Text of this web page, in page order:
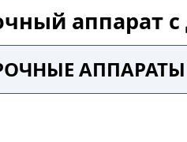
аппарат
АППАРАТЫ